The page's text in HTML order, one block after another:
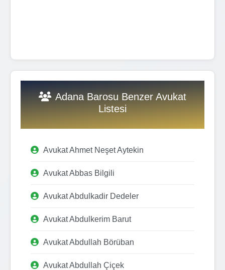
Adana Barosu Benzer Avukat
Listesi
Avukat Ahmet Neşet Aytekin
Avukat Abbas Bilgili
Avukat Abdulkadir Dedeler
Avukat Abdulkerim Barut
Avukat Abdullah Börüban
Avukat Abdullah Çiçek